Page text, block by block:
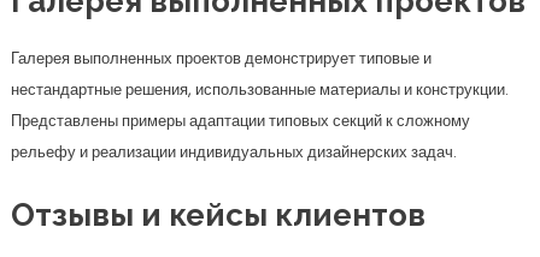
Галерея выполненных проектов демонстрирует типовые и
нестандартные решения, использованные материалы и конструкции.
Представлены примеры адаптации типовых секций к сложному
рельефу и реализации индивидуальных дизайнерских задач.
Отзывы и кейсы клиентов